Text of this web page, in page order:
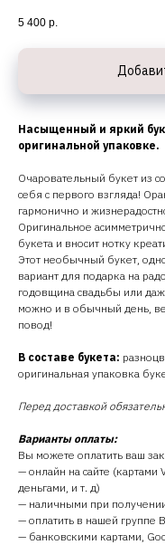
5 400 р.
Насыщенный и яркий
оригинальной упаковке.
Очаровательный букет из
себя с первого взгляда!
гармонично и
Оригинальное
букета и вносит нотку
Этот необычный букет,
вариант для подарка на
годовщина свадьбы или
можно и в обычный день,
повод!
В составе букета:
оригинальная упаковка
Перед доставкой
Варианты оплаты:
Вы можете оплатить ваш
— онлайн на сайте
деньгами, и т. д)
— наличными при
— оплатить в нашей группе
— банковскими картами,